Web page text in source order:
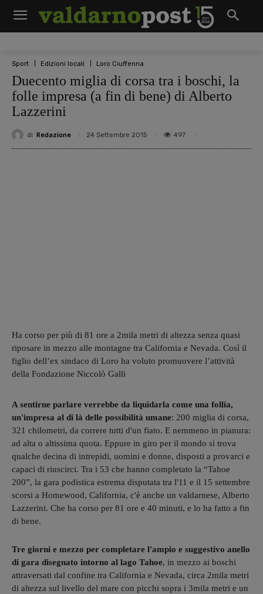
Sport Edizioni locali Loro Ciuffenna
Duecento miglia di corsa tra i boschi, la
folle impresa (a fin di bene) di Alberto
Lazzerini
di Redazione 24 Settembre 2015 497
Ha corso per più di 81 ore a 2mila metri di altezza senza quasi
riposare in mezzo alle montagne tra California e Nevada. Così il
figlio dell’ex sindaco di Loro ha voluto promuovere l’attività
della Fondazione Niccolò Galli
A sentirne parlare verrebbe da liquidarla come una follia,
un'impresa al di là delle possibilità umane: 200 miglia di corsa,
321 chilometri, da correre tutti d'un fiato. E nemmeno in pianura:
ad alta o altissima quota. Eppure in giro per il mondo si trova
qualche decina di intrepidi, uomini e donne, disposti a provarci e
capaci di riuscirci. Tra i 53 che hanno completato la “Tahoe
200”, la gara podistica estrema disputata tra l'11 e il 15 settembre
scorsi a Homewood, California, c'è anche un valdarnese, Alberto
Lazzerini. Che ha corso per 81 ore e 40 minuti, e lo ha fatto a fin
di bene.
Tre giorni e mezzo per completare l'ampio e suggestivo anello
di gara disegnato intorno al lago Tahoe, in mezzo ai boschi
attraversati dal confine tra California e Nevada, circa 2mila metri
di altezza sul livello del mare con picchi sopra i 3mila metri e un